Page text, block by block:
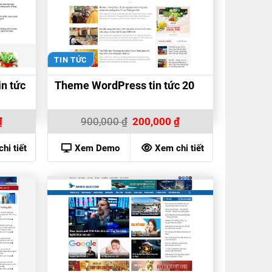
tức
Giá
hiện
là:
200,000 ₫.
tiết
TIN TỨC
Theme WordPress tin tức 20
900,000₫ Giá
900,000 ₫.
200,000₫Giá
là:
200,000 ₫.
Xem Demo Xem chi tiết